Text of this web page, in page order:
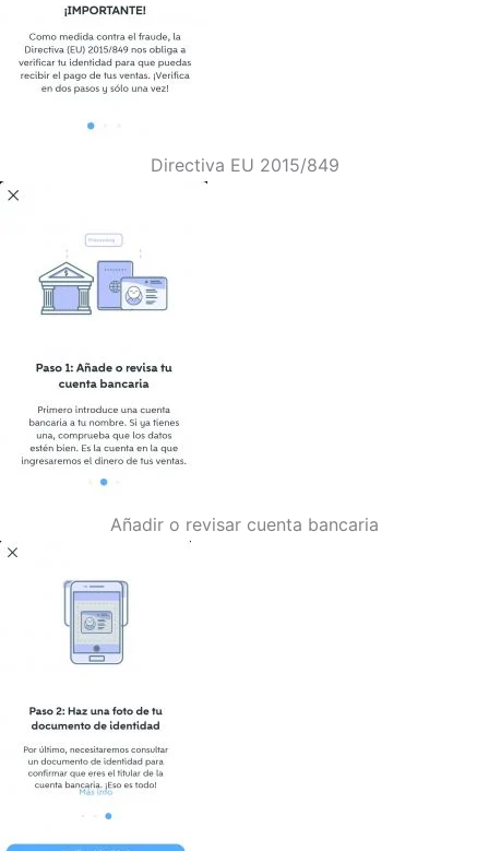
Directiva EU 2015/849
Añadir o revisar cuenta bancaria